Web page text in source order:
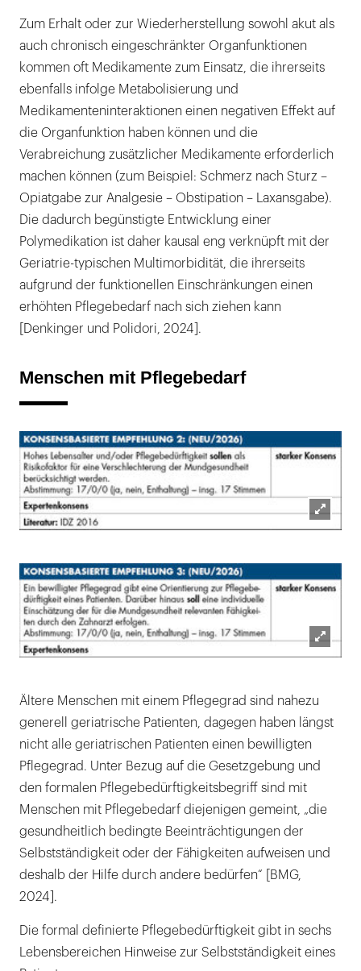
Zum Erhalt oder zur Wiederherstellung sowohl akut als
auch chronisch eingeschränkter Organfunktionen
kommen oft Medikamente zum Einsatz, die ihrerseits
ebenfalls infolge Metabolisierung und
Medikamenteninteraktionen einen negativen Effekt auf
die Organfunktion haben können und die
Verabreichung zusätzlicher Medikamente erforderlich
machen können (zum Beispiel: Schmerz nach Sturz –
Opiatgabe zur Analgesie – Obstipation – Laxansgabe).
Die dadurch begünstigte Entwicklung einer
Polymedikation ist daher kausal eng verknüpft mit der
Geriatrie-typischen Multimorbidität, die ihrerseits
aufgrund der funktionellen Einschränkungen einen
erhöhten Pflegebedarf nach sich ziehen kann
[Denkinger und Polidori, 2024].
Menschen mit Pflegebedarf
Ältere Menschen mit einem Pflegegrad sind nahezu
generell geriatrische Patienten, dagegen haben längst
nicht alle geriatrischen Patienten einen bewilligten
Pflegegrad. Unter Bezug auf die Gesetzgebung und
den formalen Pflegebedürftigkeitsbegriff sind mit
Menschen mit Pflegebedarf diejenigen gemeint, „die
gesundheitlich bedingte Beeinträchtigungen der
Selbstständigkeit oder der Fähigkeiten aufweisen und
deshalb der Hilfe durch andere bedürfen“ [BMG,
2024].
Die formal definierte Pflegebedürftigkeit gibt in sechs
Lebensbereichen Hinweise zur Selbstständigkeit eines